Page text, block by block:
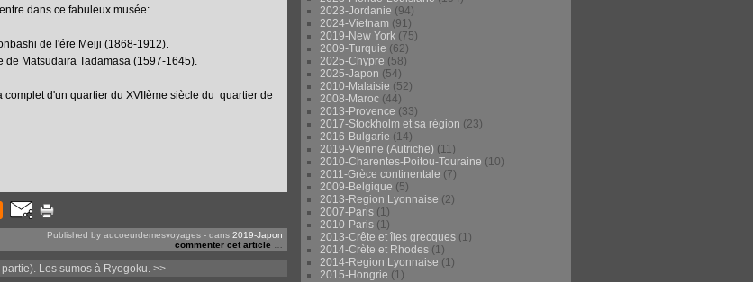
dans ce fabuleux musée:
de l'ére Meiji (1868-1912).
de Matsudaira Tadamasa (1597-1645).
d'un quartier du XVIIème siècle du quartier de
Published by aucoeurdemesvoyages - dans 2019-Japon
commenter cet article
Les sumos à Ryogoku. >>
2023-Jordanie (94)
2024-Vietnam (91)
2019-New York (75)
2009-Turquie (62)
2025-Chypre (58)
2025-Japon (54)
2010-Malaisie (52)
2008-Maroc (44)
2013-Provence (33)
2017-Stockholm et sa région (23)
2016-Bulgarie (14)
2019-Vienne (Autriche) (11)
2010-Charentes-Poitou-Touraine (10)
2011-Grèce continentale (7)
2009-Belgique (5)
2013-Region Lyonnaise (2)
2007-Paris (1)
2010-Paris (1)
2013-Crête et îles grecques (1)
2014-Crète et Rhodes (1)
2014-Region Lyonnaise (1)
2015-Hongrie (1)